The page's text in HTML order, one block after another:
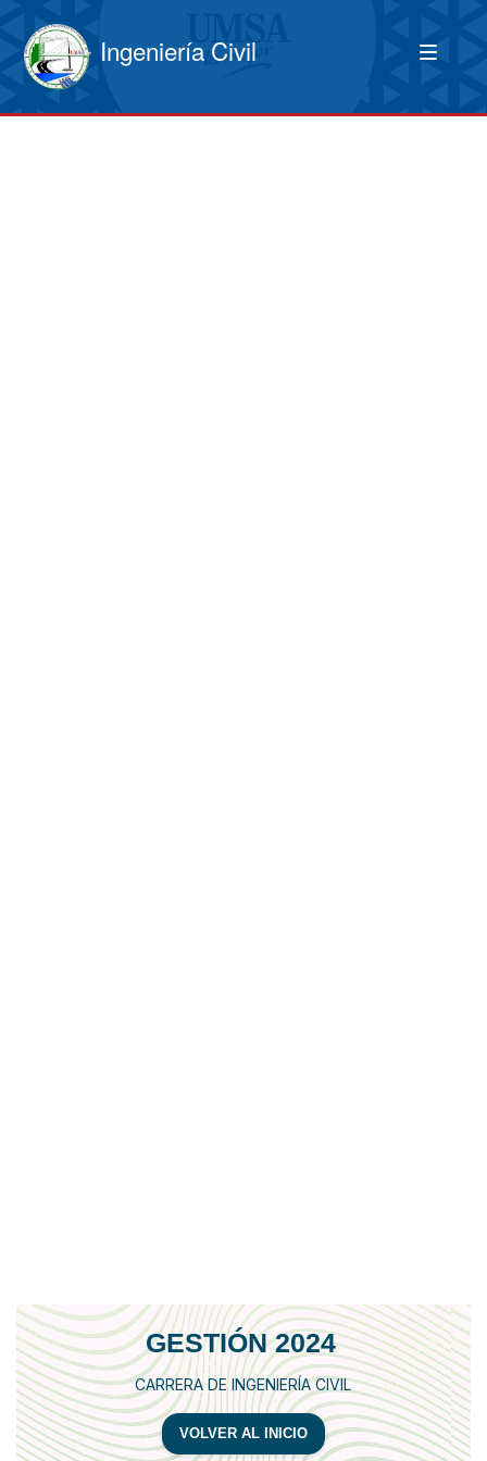
Ingeniería Civil
GESTIÓN 2024
CARRERA DE INGENIERÍA CIVIL
VOLVER AL INICIO